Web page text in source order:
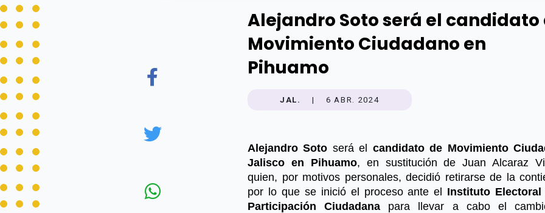
Alejandro Soto será el candidato
Movimiento Ciudadano en
Pihuamo
JAL. | 6 ABR. 2024
Alejandro Soto será el candidato de Movimiento
Jalisco en Pihuamo, en sustitución de Juan Alcaraz
quien, por motivos personales, decidió retirarse de la
por lo que se inició el proceso ante el Instituto
Participación Ciudadana para llevar a cabo el